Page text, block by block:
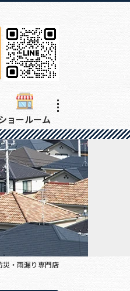
ョールーム
災・雨漏り専門店